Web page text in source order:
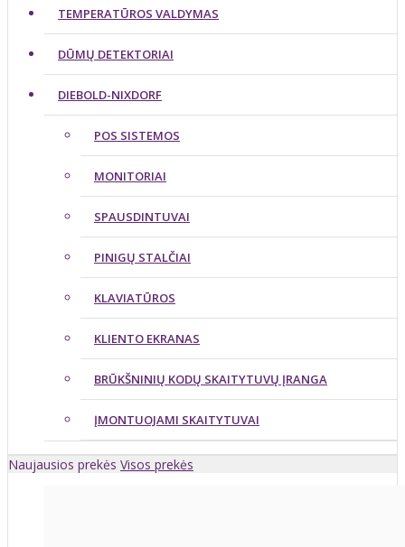
TEMPERATŪROS VALDYMAS
DŪMŲ DETEKTORIAI
DIEBOLD-NIXDORF
POS SISTEMOS
MONITORIAI
SPAUSDINTUVAI
PINIGŲ STALČIAI
KLAVIATŪROS
KLIENTO EKRANAS
BRŪKŠNINIŲ KODŲ SKAITYTUVŲ ĮRANGA
ĮMONTUOJAMI SKAITYTUVAI
Naujausios prekės Visos prekės